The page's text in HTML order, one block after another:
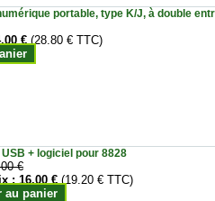
portable, type K/J, à double
€ (28.80 € TTC)
USB + logiciel pour 8828
€
:16.00 € (19.20 € TTC)
au panier